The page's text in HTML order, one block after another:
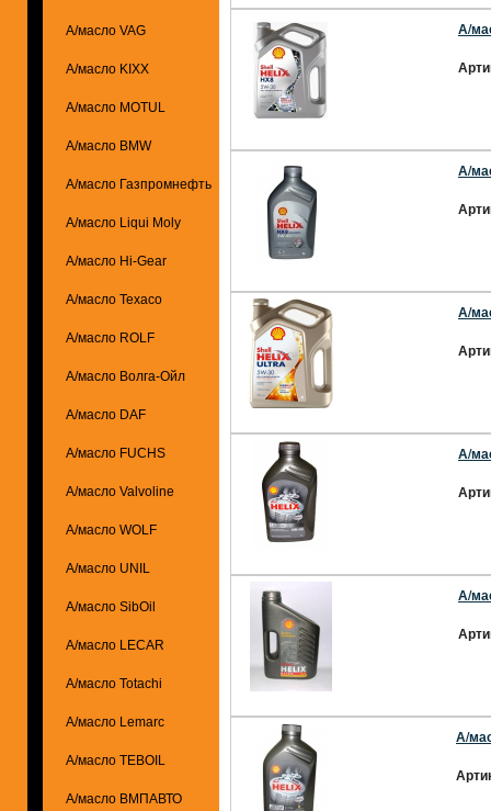
А/масло VAG
А/масло KIXX
А/масло MOTUL
А/масло BMW
А/масло Газпромнефть
А/масло Liqui Moly
А/масло Hi-Gear
А/масло Texaco
А/масло ROLF
А/масло Волга-Ойл
А/масло DAF
А/масло FUCHS
А/масло Valvoline
А/масло WOLF
А/масло UNIL
А/масло SibOil
А/масло LECAR
А/масло Totachi
А/масло Lemarc
А/масло TEBOIL
А/масло ВМПАВТО
А/
А/
А/
А/
А/
А/